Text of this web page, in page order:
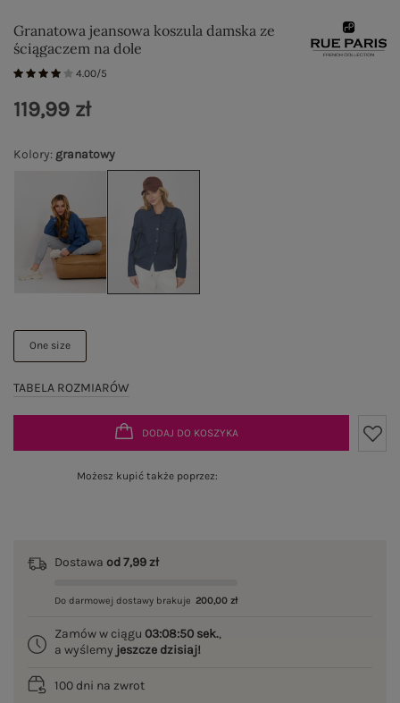
Granatowa jeansowa koszula damska ze
ściągaczem na dole
4.00/5
Kolory: granatowy
One size
TABELA ROZMIARÓW
119,99 zł
DODAJ DO KOSZYKA
Możesz kupić także poprzez:
Dostawa od 7,99 zł
Do darmowej dostawy brakuje 200,00 zł
Zamów w ciągu 03:08:50 sek.,
a wyślemy jeszcze dzisiaj!
100 dni na zwrot